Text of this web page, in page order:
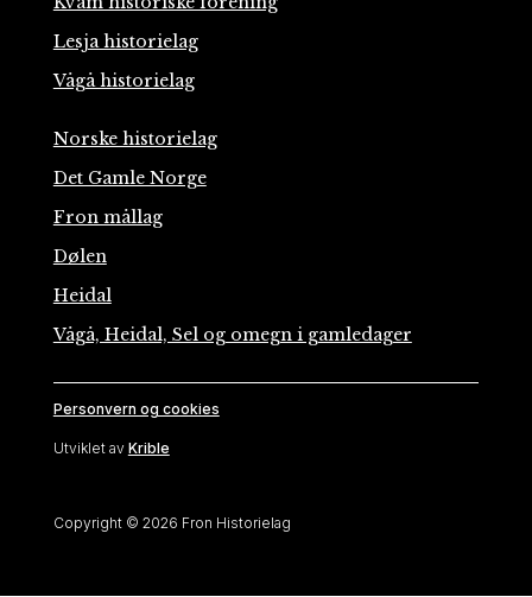
Lesja historielag
Vågå historielag
Norske historielag
Det Gamle Norge
Fron mållag
Dølen
Heidal
Vågå, Heidal, Sel og omegn i gamledager
Personvern og cookies
Utviklet av Krible
Copyright © 2026 Fron Historielag